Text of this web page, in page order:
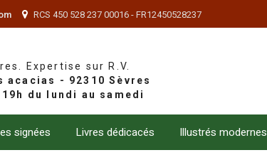
RCS 450 528 237 00016 - FR12450528237
Expertise sur R.V.
signées Livres dédicacés Illustrés modernes